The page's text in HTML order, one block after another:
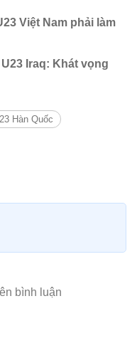
Việt Nam phải làm
Iraq: Khát vọng
Hàn Quốc